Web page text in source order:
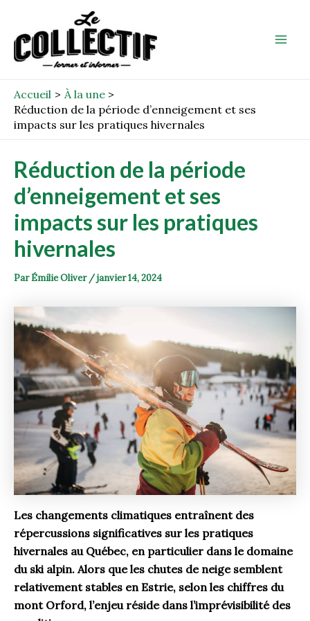
contenu
Accueil
À la une
Réduction de la période d’enneigement et ses
impacts sur les pratiques hivernales
Réduction de la période
d’enneigement et ses
impacts sur les pratiques
hivernales
ParÉmilie Oliver /janvier 14, 2024
Les changements climatiques entraînent des
répercussions significatives sur les pratiques
hivernales au Québec, en particulier dans le domaine
du ski alpin. Alors que les chutes de neige semblent
relativement stables en Estrie, selon les chiffres du
mont Orford, l’enjeu réside dans l’imprévisibilité des
navigation